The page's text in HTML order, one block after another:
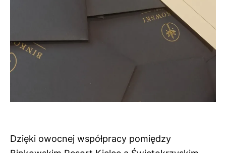
Dzięki owocnej współpracy pomiędzy